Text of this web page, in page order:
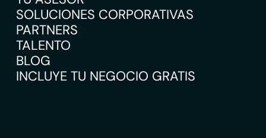
SOLUCIONES CORPORATIVAS
PARTNERS
TALENTO
BLOG
INCLUYE TU NEGOCIO GRATIS